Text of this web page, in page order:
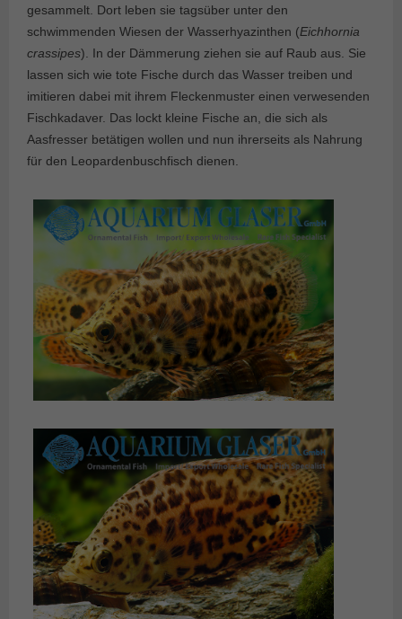
gesammelt. Dort leben sie tagsüber unter den
schwimmenden Wiesen der Wasserhyazinthen (Eichhornia
crassipes). In der Dämmerung ziehen sie auf Raub aus. Sie
lassen sich wie tote Fische durch das Wasser treiben und
imitieren dabei mit ihrem Fleckenmuster einen verwesenden
Fischkadaver. Das lockt kleine Fische an, die sich als
Aasfresser betätigen wollen und nun ihrerseits als Nahrung
für den Leopardenbuschfisch dienen.